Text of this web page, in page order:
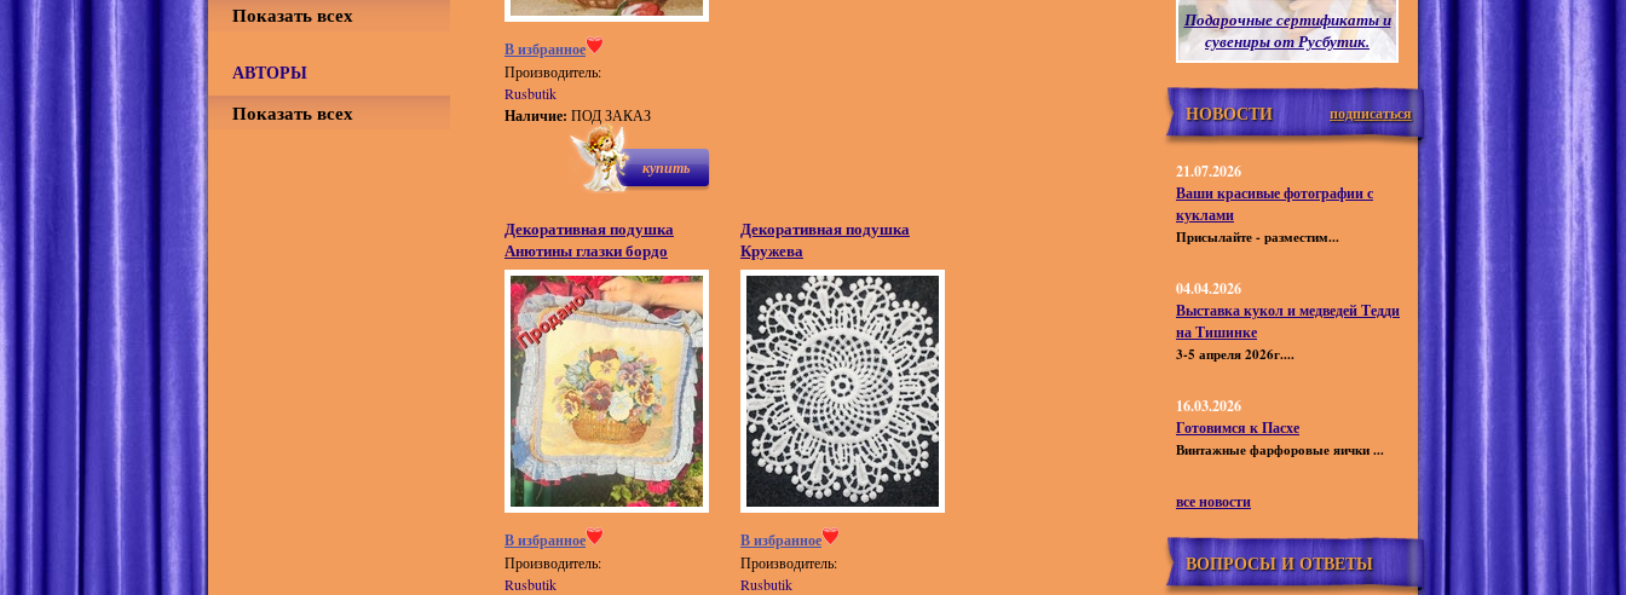
В избранное
Производитель:
Rusbutik
Наличие: ПОД ЗАКАЗ
купить
Декоративная подушка
Анютины глазки бордо
В избранное
Производитель:
Rusbutik
Декоративная подушка
Кружева
В избранное
Производитель:
Rusbutik
Показать всех
АВТОРЫ
Показать всех
Подарочные сертификаты и
сувениры от Русбутик.
НОВОСТИ подписаться
21.07.2026
Ваши красивые фотографии с
куклами
Присылайте - разместим...
04.04.2026
Выставка кукол и медведей Тедди
на Тишинке
3-5 апреля 2026г....
16.03.2026
Готовимся к Пасхе
Винтажные фарфоровые яички ...
все новости
ВОПРОСЫ И ОТВЕТЫ